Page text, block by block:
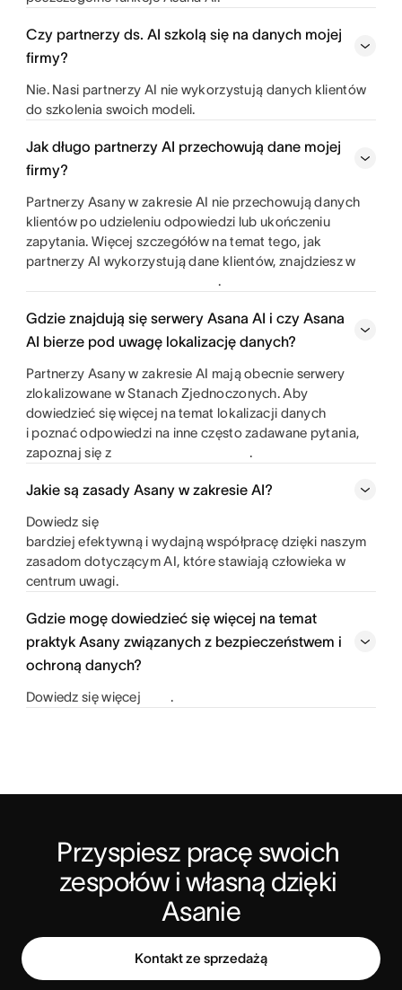
Czy partnerzy ds. AI szkolą się na danych mojej
firmy?
Nie. Nasi partnerzy AI nie wykorzystują danych klientów
do szkolenia swoich modeli.
Jak długo partnerzy AI przechowują dane mojej
firmy?
Partnerzy Asany w zakresie AI nie przechowują danych
klientów po udzieleniu odpowiedzi lub ukończeniu
zapytania. Więcej szczegółów na temat tego, jak
partnerzy AI wykorzystują dane klientów, znajdziesz w
.
Gdzie znajdują się serwery Asana AI i czy Asana
AI bierze pod uwagę lokalizację danych?
Partnerzy Asany w zakresie AI mają obecnie serwery
zlokalizowane w Stanach Zjednoczonych. Aby
dowiedzieć się więcej na temat lokalizacji danych
i poznać odpowiedzi na inne często zadawane pytania,
zapoznaj się z
.
Jakie są zasady Asany w zakresie AI?
Dowiedz się
bardziej efektywną i wydajną współpracę dzięki naszym
zasadom dotyczącym AI, które stawiają człowieka w
centrum uwagi.
Gdzie mogę dowiedzieć się więcej na temat
praktyk Asany związanych z bezpieczeństwem i
ochroną danych?
Dowiedz się więcej .
Przyspiesz pracę swoich
zespołów i własną dzięki
Asanie
Kontakt ze sprzedażą